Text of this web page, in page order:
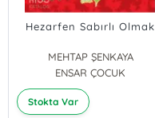
Hezarfen Sabırlı Olmak
MEHTAP ŞENKAYA
ENSAR ÇOCUK
Stokta Var